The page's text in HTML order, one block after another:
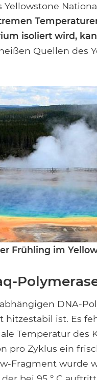
isoliert wird,
Quellen des
Frühling im
DNA-
hitzestabil ist. Es
Temperatur des
pro Zyklus ein
Fragment wurde